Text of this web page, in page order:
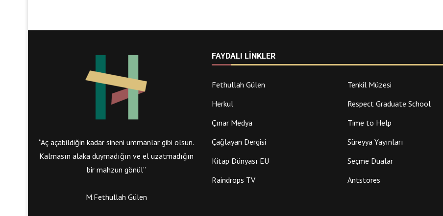
“Aç açabildiğin kadar sineni ummanlar gibi olsun.
Kalmasın alaka duymadığın ve el uzatmadığın
bir mahzun gönül”
M.Fethullah Gülen
FAYDALI LINKLER
Fethullah Gülen Tenkil Müzesi
Herkul
Respect Graduate School
Çınar Medya
Time to Help
Çağlayan Dergisi
Süreyya Yayınları
Kitap Dünyası EU
Seçme Dualar
Raindrops TV
Antstores